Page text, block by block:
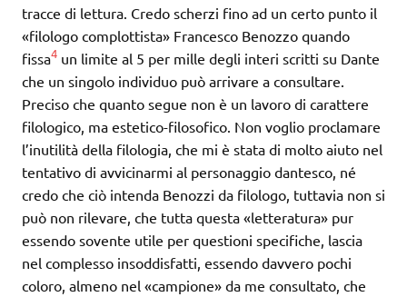
tracce di lettura. Credo scherzi fino ad un certo punto il
«filologo complottista» Francesco Benozzo quando
fissa4 un limite al 5 per mille degli interi scritti su Dante
che un singolo individuo può arrivare a consultare.
Preciso che quanto segue non è un lavoro di carattere
filologico, ma estetico-filosofico. Non voglio proclamare
l’inutilità della filologia, che mi è stata di molto aiuto nel
tentativo di avvicinarmi al personaggio dantesco, né
credo che ciò intenda Benozzi da filologo, tuttavia non si
può non rilevare, che tutta questa «letteratura» pur
essendo sovente utile per questioni specifiche, lascia
nel complesso insoddisfatti, essendo davvero pochi
coloro, almeno nel «campione» da me consultato, che